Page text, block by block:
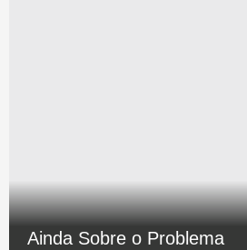
Ainda Sobre o Problema